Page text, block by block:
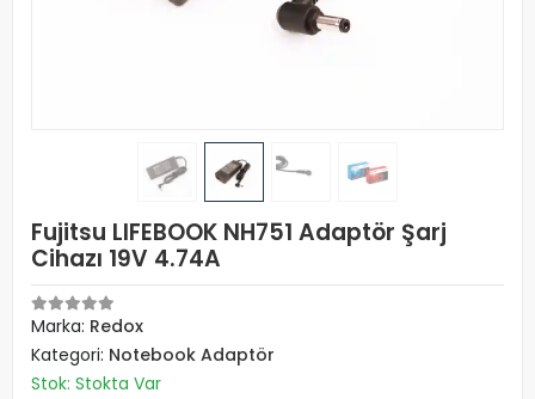
Fujitsu LIFEBOOK NH751 Adaptör Şarj
Cihazı 19V 4.74A
Marka: Redox
Kategori: Notebook Adaptör
Stok: Stokta Var